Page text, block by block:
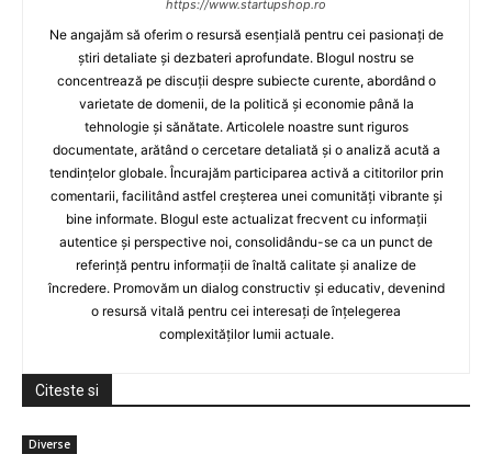
https://www.startupshop.ro
Ne angajăm să oferim o resursă esențială pentru cei pasionați de
știri detaliate și dezbateri aprofundate. Blogul nostru se
concentrează pe discuții despre subiecte curente, abordând o
varietate de domenii, de la politică și economie până la
tehnologie și sănătate. Articolele noastre sunt riguros
documentate, arătând o cercetare detaliată și o analiză acută a
tendințelor globale. Încurajăm participarea activă a cititorilor prin
comentarii, facilitând astfel creșterea unei comunități vibrante și
bine informate. Blogul este actualizat frecvent cu informații
autentice și perspective noi, consolidându-se ca un punct de
referință pentru informații de înaltă calitate și analize de
încredere. Promovăm un dialog constructiv și educativ, devenind
o resursă vitală pentru cei interesați de înțelegerea
complexităților lumii actuale.
Citeste si
Diverse